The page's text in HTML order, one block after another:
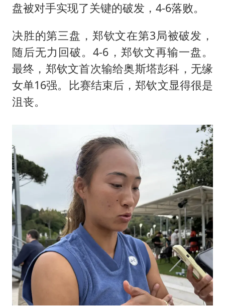
盘被对手实现了关键的破发，4-6落败。
决胜的第三盘，郑钦文在第3局被破发，
随后无力回破。4-6，郑钦文再输一盘。
最终，郑钦文首次输给奥斯塔彭科，无缘
女单16强。比赛结束后，郑钦文显得很是
沮丧。